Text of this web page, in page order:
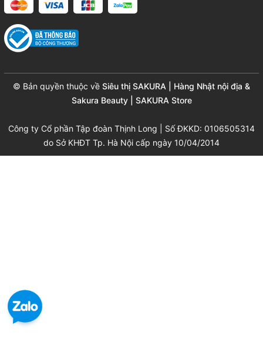
© Bản quyền thuộc về Siêu thị SAKURA | Hàng Nhật nội địa &
Sakura Beauty | SAKURA Store
Công ty Cổ phần Tập đoàn Thịnh Long | Số ĐKKD: 0106505314
do Sở KHĐT Tp. Hà Nội cấp ngày 10/04/2014